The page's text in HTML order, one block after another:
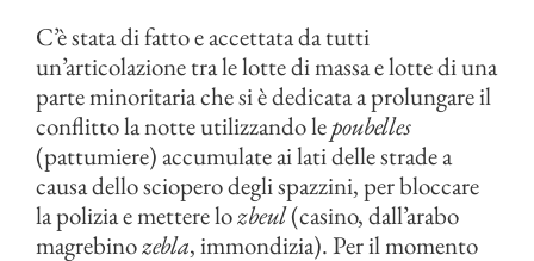
C’è stata di fatto e accettata da tutti
un’articolazione tra le lotte di massa e lotte di una
parte minoritaria che si è dedicata a prolungare il
conflitto la notte utilizzando lepoubelles
(pattumiere) accumulate ai lati delle strade a
causa dello sciopero degli spazzini, per bloccare
la polizia e mettere lozbeul(casino, dall’arabo
magrebinozebla, immondizia). Per il momento